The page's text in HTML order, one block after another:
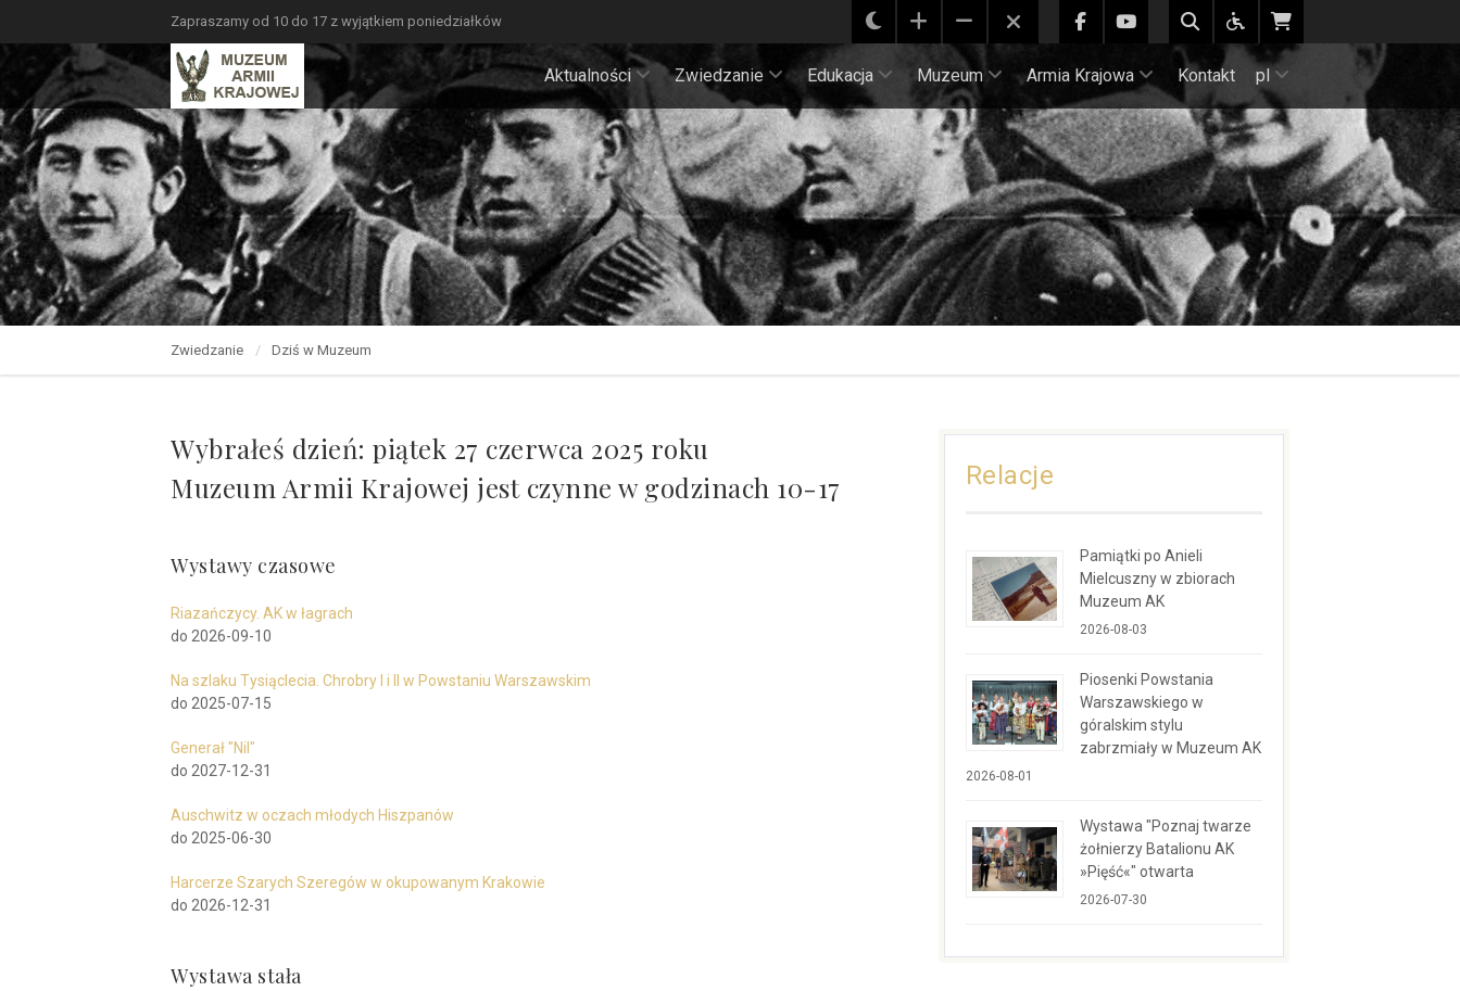
Zapraszamy od 10 do 17 z wyjątkiem poniedziałków
Aktualności Zwiedzanie Edukacja Muzeum Armia Krajowa Kontakt pl
Zwiedzanie Dziś w Muzeum
Wybrałeś dzień: piątek 27 czerwca 2025 roku
Muzeum Armii Krajowej jest czynne w godzinach 10-17
Wystawy czasowe
Riazańczycy. AK w łagrach
do 2026-09-10
Na szlaku Tysiąclecia. Chrobry I i II w Powstaniu Warszawskim
do 2025-07-15
Generał "Nil"
do 2027-12-31
Auschwitz w oczach młodych Hiszpanów
do 2025-06-30
Harcerze Szarych Szeregów w okupowanym Krakowie
do 2026-12-31
Wystawa stała
Relacje
Pamiątki po Anieli
Mielcuszny w zbiorach
Muzeum AK
2026-08-03
Piosenki Powstania
Warszawskiego w
góralskim stylu
zabrzmiały w Muzeum AK
2026-08-01
Wystawa "Poznaj twarze
żołnierzy Batalionu AK
»Pięść«" otwarta
2026-07-30